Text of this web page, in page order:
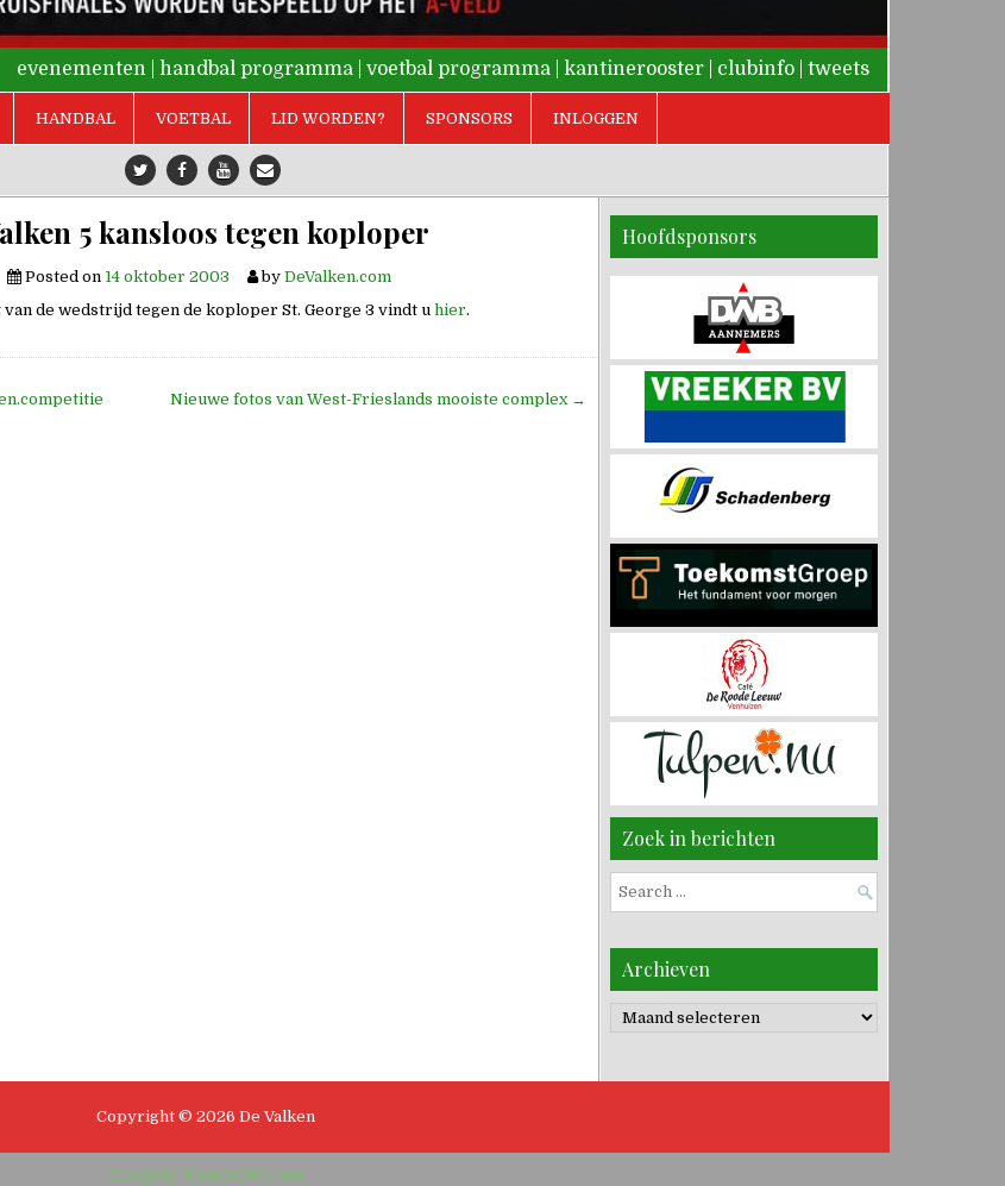
evenementen handbal programma voetbal programma kantinerooster clubinfo tweets
HANDBAL VOETBAL LID WORDEN? SPONSORS INLOGGEN
5 kansloos tegen koploper
Posted on 14 oktober 2003 by DeValken.com
de wedstrijd tegen de koploper St. George 3 vindt u hier.
Nieuwe fotos van West-Frieslands mooiste complex →
Hoofdsponsors
Zoek in berichten
Search
for:
Archieven
Archieven
Copyright © 2026 De Valken
Design by ThemesDNA.com